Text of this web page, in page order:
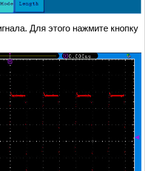
Для этого нажмите кнопку